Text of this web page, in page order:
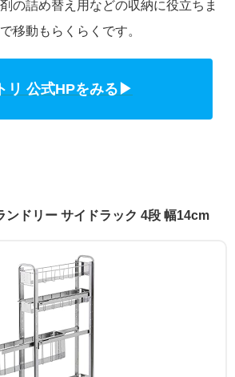
の詰め替え用などの収納に役立ちま
移動もらくらくです。
リ 公式HPをみる▶
ンドリー サイドラック 4段 幅14cm